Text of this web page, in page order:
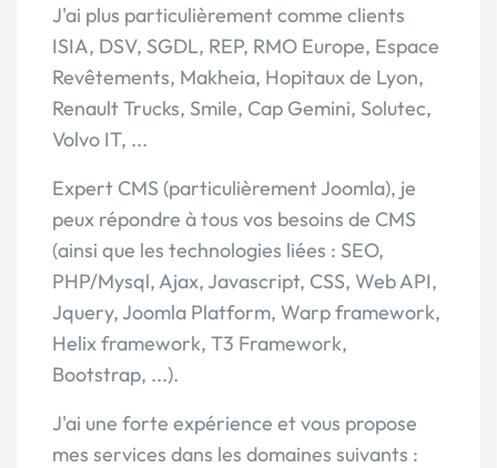
J'ai plus particulièrement comme clients
ISIA, DSV, SGDL, REP, RMO Europe, Espace
Revêtements, Makheia, Hopitaux de Lyon,
Renault Trucks, Smile, Cap Gemini, Solutec,
Volvo IT, ...
Expert CMS (particulièrement Joomla), je
peux répondre à tous vos besoins de CMS
(ainsi que les technologies liées : SEO,
PHP/Mysql, Ajax, Javascript, CSS, Web API,
Jquery, Joomla Platform, Warp framework,
Helix framework, T3 Framework,
Bootstrap, ...).
J'ai une forte expérience et vous propose
mes services dans les domaines suivants :